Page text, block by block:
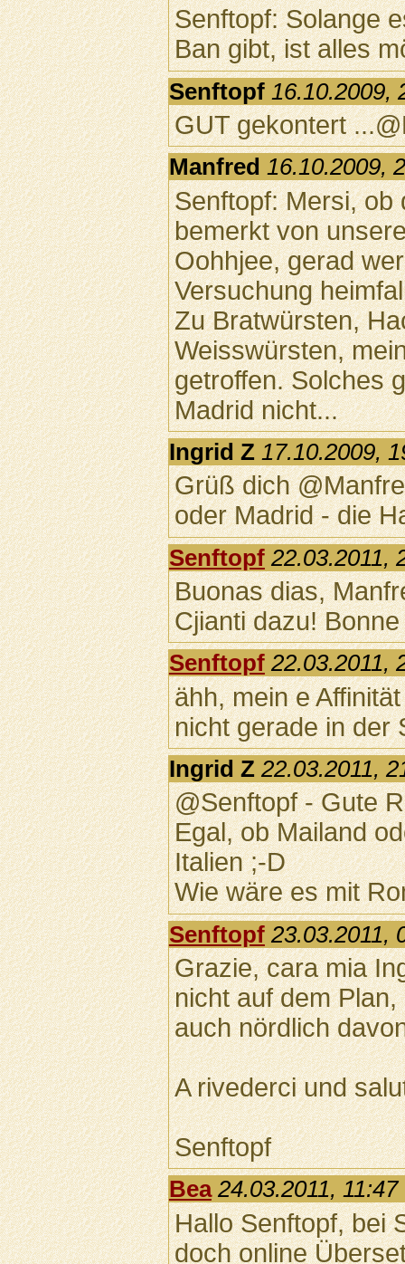
Senftopf: Solange
Ban gibt, ist alles
Senftopf 16.10.2009,
GUT gekontert
Manfred 16.10.2009,
Senftopf: Mersi, ob
bemerkt von
Oohhjee, gerad
Versuchung
Zu Bratwürsten,
Weisswürsten,
getroffen. Solches
Madrid nicht...
Ingrid Z 17.10.2009,
Grüß dich
oder Madrid - die
Senftopf 22.03.2011,
Buonas dias,
Cjianti dazu!
Senftopf 22.03.2011,
ähh, mein e
nicht gerade in der
Ingrid Z 22.03.2011,
@Senftopf - Gute
Egal, ob Mailand
Italien ;-D
Wie wäre es mit
Senftopf 23.03.2011,
Grazie, cara mia
nicht auf dem
auch nördlich
A rivederci und
Senftopf
Bea 24.03.2011, 11:47
Hallo Senftopf, bei
doch online